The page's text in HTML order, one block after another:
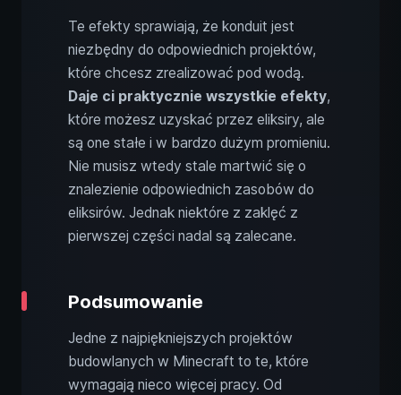
Te efekty sprawiają, że konduit jest
niezbędny do odpowiednich projektów,
które chcesz zrealizować pod wodą.
Daje ci praktycznie wszystkie efekty,
które możesz uzyskać przez eliksiry, ale
są one stałe i w bardzo dużym promieniu.
Nie musisz wtedy stale martwić się o
znalezienie odpowiednich zasobów do
eliksirów. Jednak niektóre z zaklęć z
pierwszej części nadal są zalecane.
Podsumowanie
Jedne z najpiękniejszych projektów
budowlanych w Minecraft to te, które
wymagają nieco więcej pracy. Od